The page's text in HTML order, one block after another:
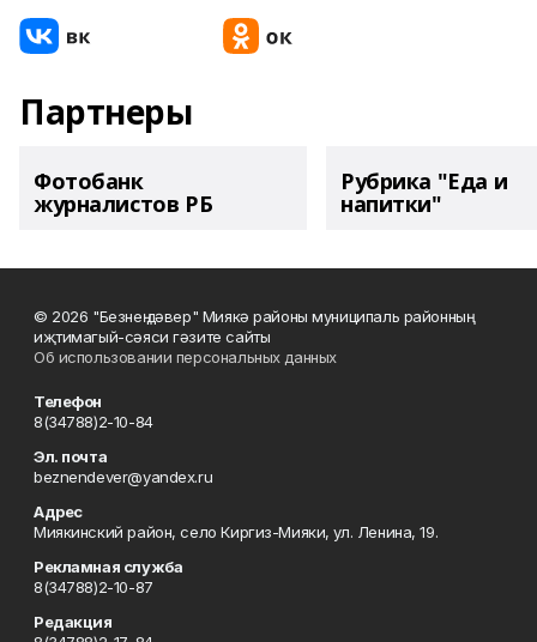
Партнеры
Фотобанк
журналистов РБ
Рубрика "Еда и
напитки"
© 2026 "Безнең дәвер" Миякә районы муниципаль районның
иҗтимагый-сәяси гәзите сайты
Об использовании персональных данных
Телефон
8(34788)2-10-84
Эл. почта
beznendever@yandex.ru
Адрес
Миякинский район, село Киргиз-Мияки, ул. Ленина, 19.
Рекламная служба
8(34788)2-10-87
Редакция